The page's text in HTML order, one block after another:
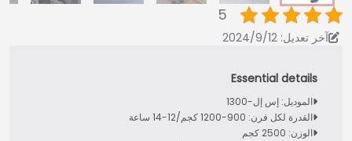
5
آخر تعديل: 2024/9/12
الموديل: إس إل-1300
القدرة لكل فرن: 900-1200 كجم/12-14 ساعة
الوزن: 2500 كجم